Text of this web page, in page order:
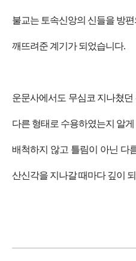
불교는 토속신앙의 신들을 방
깨뜨려준 계기가 되었습니다.
운문사에서도 무심코 지나쳤
다른 형태로 수용하였는지 알
배척하지 않고 틀림이 아닌 다
산신각을 지나갈 때마다 깊이